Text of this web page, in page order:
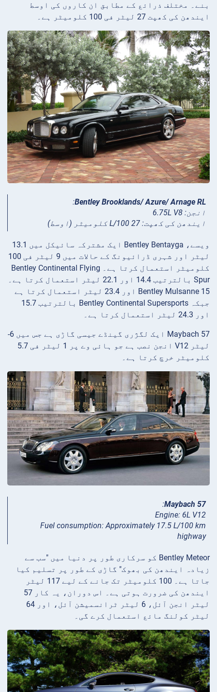
بنے۔ مختلف ذرائع کے مطابق ان کاروں کی اوسط
ایندھن کی کھپت 27 لیٹر فی 100 کلومیٹر ہے۔
Bentley Brooklands/ Azure/ Arnage RL
:
انجن: 6.75L V8
ایندھن کی کھپت: 27 L/100 کلومیٹر (اوسط)
ویسے، Bentley Bentayga ایک مشترکہ سائیکل میں 13.1
لیٹر اور شہری ڈرائیونگ کے حالات میں 9 لیٹر فی 100
کلومیٹر استعمال کرتا ہے۔ Bentley Continental Flying
Spur بالترتیب 14.4 اور 22.1 لیٹر استعمال کرتا ہے۔
Bentley Mulsanne 15 اور 23.4 لیٹر استعمال کرتا ہے
جبکہ Bentley Continental Supersports بالترتیب 15.7
اور 24.3 لیٹر استعمال کرتا ہے۔
Maybach 57 ایک لگژری گینڈے جیسی گاڑی ہے جس میں 6-
لیٹر V12 انجن نصب ہے جو ہائی وے پر 1 لیٹر فی 5.7
کلومیٹر خرچ کرتا ہے۔
Maybach 57
:
Engine: 6L V12
Fuel consumption: Approximately 17.5 L/100 km
highway
Bentley Meteor کو سرکاری طور پر دنیا میں "سب سے
زیادہ ایندھن کی بھوک" گاڑی کے طور پر تسلیم کیا
جاتا ہے۔ 100 کلومیٹر تک جانے کے لیے 117 لیٹر
ایندھن کی ضرورت ہوتی ہے۔ اس دوران، یہ کار 57
لیٹر انجن آئل، 6 لیٹر ٹرانسمیشن آئل، اور 64
لیٹر کولنگ مائع استعمال کرے گی۔